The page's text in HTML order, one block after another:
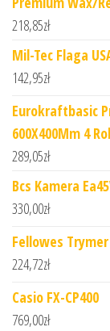
218,85zł
Mil-Tec Flaga
142,95zł
Eurokraftbasic
600X400Mm 4
289,05zł
Bcs Kamera
330,00zł
Fellowes
224,72zł
Casio FX-CP400
769,00zł